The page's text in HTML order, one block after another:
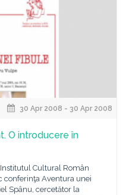
30 Apr 2008 - 30 Apr 2008
O introducere în
Cultural Român
conferinţa Aventura unei
Spânu, cercetător la